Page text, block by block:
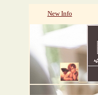
New Info